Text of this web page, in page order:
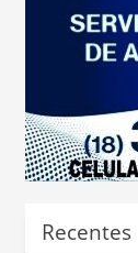
Recentes